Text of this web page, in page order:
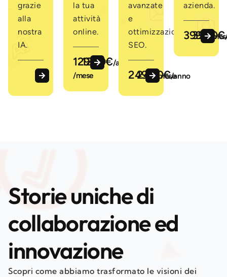
grazie
alla
nostra
IA.
la tua
attività
online.
129€
/mese
1290€/anno
avanzate
e
ottimizzazione
SEO.
249€/mese
2490€/anno
azienda.
399€/
3990€
Storie uniche di
collaborazione ed
innovazione
Scopri come abbiamo trasformato le visioni dei